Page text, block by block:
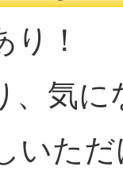
り！
、気
いた